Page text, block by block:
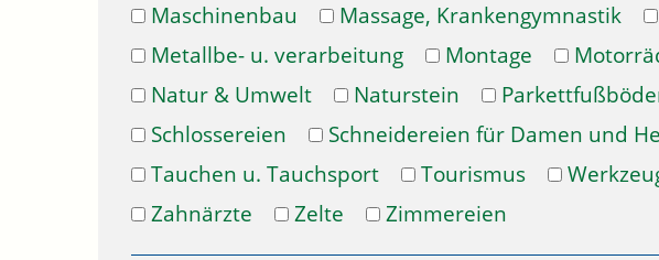
Maschinenbau
Massage, Krankengymnastik
Metallbe- u. verarbeitung
Montage
Natur & Umwelt
Naturstein
Schlossereien
Schneidereien für Damen und
Tauchen u. Tauchsport
Tourismus
Zahnärzte
Zelte Zimmereien